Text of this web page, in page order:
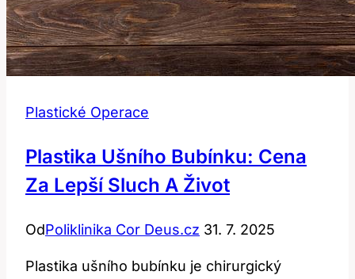
Plastické Operace
Plastika Ušního Bubínku: Cena
Za Lepší Sluch A Život
OdPoliklinika Cor Deus.cz 31. 7. 2025
Plastika ušního bubínku je chirurgický